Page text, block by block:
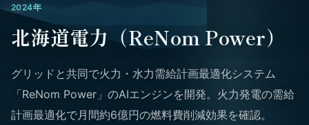
2024年
北海道電力（ReNom Power）
グリッドと共同で火力・水力需給計画最適化システム
「ReNom Power」のAIエンジンを開発。火力発電の需給
計画最適化で月間約6億円の燃料費削減効果を確認。